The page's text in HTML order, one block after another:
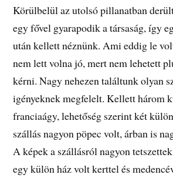
Körülbelül az utolsó pillanatban
egy fővel gyarapodik a társaság, így
után kellett néznünk. Ami eddig le
nem lett volna jó, mert nem lehetett
kérni. Nagy nehezen találtunk olyan
igényeknek megfelelt. Kellett három
franciaágy, lehetőség szerint két
szállás nagyon pöpec volt, árban is
A képek a szállásról nagyon
egy külön ház volt kerttel és